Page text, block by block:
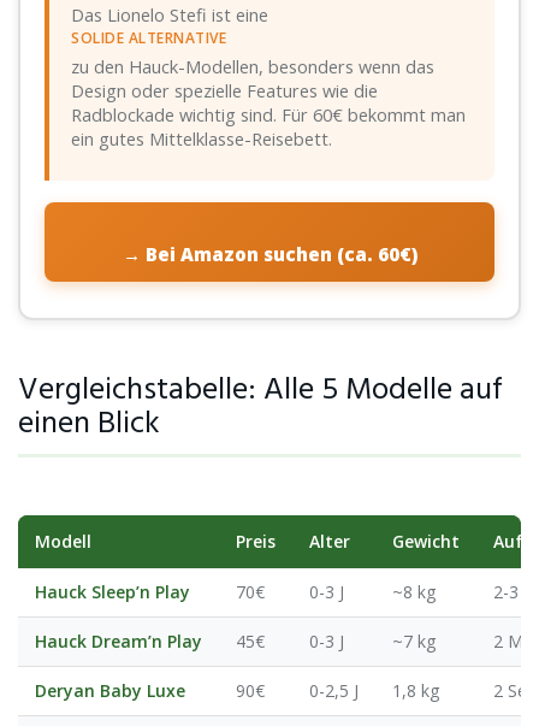
Das Lionelo Stefi ist eine
SOLIDE ALTERNATIVE
zu den Hauck-Modellen, besonders wenn das
Design oder spezielle Features wie die
Radblockade wichtig sind. Für 60€ bekommt man
ein gutes Mittelklasse-Reisebett.
→ Bei Amazon suchen (ca. 60€)
Vergleichstabelle: Alle 5 Modelle auf
einen Blick
Modell Preis Alter Gewicht
Hauck Sleep’n Play 70€ 0-3 J ~8 kg 2-3
Hauck Dream’n Play 45€ 0-3 J ~7 kg 2 Min
Deryan Baby Luxe 90€ 0-2,5 J 1,8 kg 2 Sek!